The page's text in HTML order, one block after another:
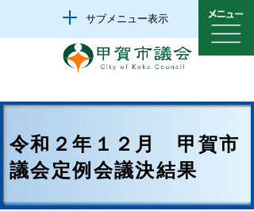
サブメニュー表示
令和２年１２月 甲賀市
議会定例会議決結果